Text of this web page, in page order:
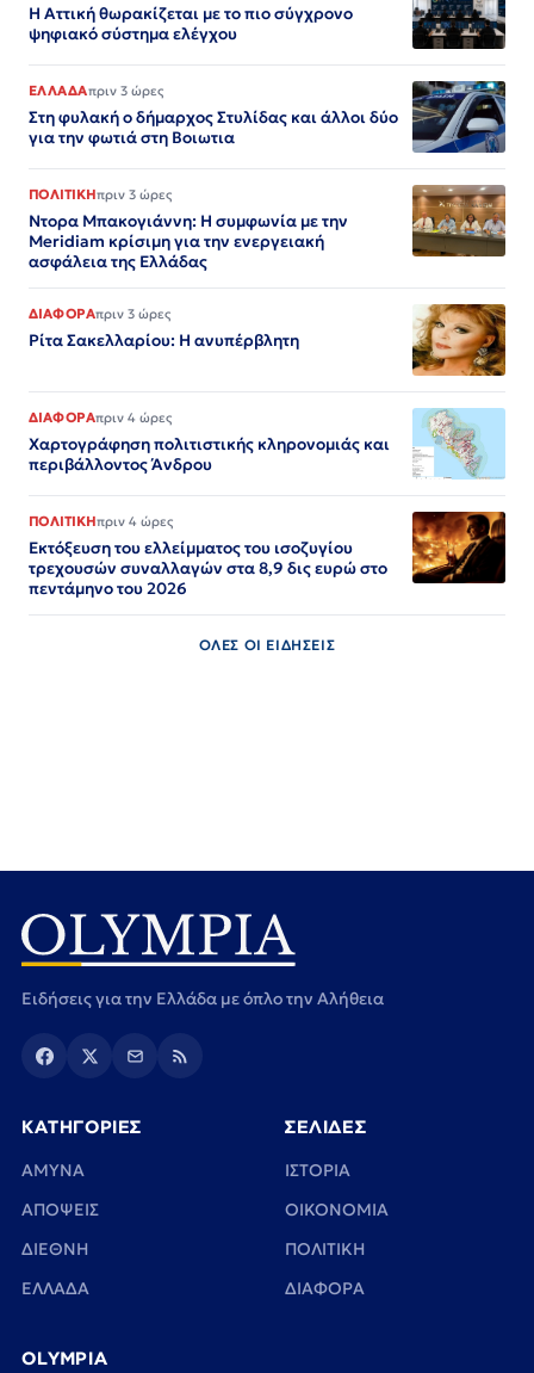
Η Αττική θωρακίζεται με το πιο σύγχρονο
ψηφιακό σύστημα ελέγχου
ΕΛΛΑΔΑπριν 3 ώρες
Στη φυλακή ο δήμαρχος Στυλίδας και άλλοι δύο
για την φωτιά στη Βοιωτια
ΠΟΛΙΤΙΚΗπριν 3 ώρες
Ντορα Μπακογιάννη: Η συμφωνία με την
Meridiam κρίσιμη για την ενεργειακή
ασφάλεια της Ελλάδας
ΔΙΑΦΟΡΑπριν 3 ώρες
Ρίτα Σακελλαρίου: Η ανυπέρβλητη
ΔΙΑΦΟΡΑπριν 4 ώρες
Χαρτογράφηση πολιτιστικής κληρονομιάς και
περιβάλλοντος Άνδρου
ΠΟΛΙΤΙΚΗπριν 4 ώρες
Εκτόξευση του ελλείμματος του ισοζυγίου
τρεχουσών συναλλαγών στα 8,9 δις ευρώ στο
πεντάμηνο του 2026
ΟΛΕΣ ΟΙ ΕΙΔΗΣΕΙΣ
Ειδήσεις για την Ελλάδα με όπλο την Αλήθεια
ΚΑΤΗΓΟΡΙΕΣ
ΑΜΥΝΑ
ΑΠΟΨΕΙΣ
ΔΙΕΘΝΗ
ΕΛΛΑΔΑ
ΣΕΛΙΔΕΣ
ΙΣΤΟΡΙΑ
ΟΙΚΟΝΟΜΙΑ
ΠΟΛΙΤΙΚΗ
ΔΙΑΦΟΡΑ
OLYMPIA